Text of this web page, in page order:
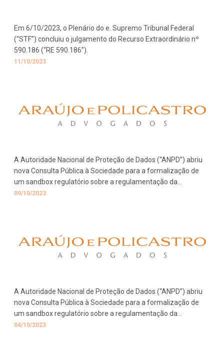
Em 6/10/2023, o Plenário do e. Supremo Tribunal Federal
(“STF”) concluiu o julgamento do Recurso Extraordinário nº
590.186 (“RE 590.186”).
11/10/2023
A Autoridade Nacional de Proteção de Dados (“ANPD”) abriu
nova Consulta Pública à Sociedade para a formalização de
um sandbox regulatório sobre a regulamentação da
Inteligência Artificial (IA).
09/10/2023
A Autoridade Nacional de Proteção de Dados (“ANPD”) abriu
nova Consulta Pública à Sociedade para a formalização de
um sandbox regulatório sobre a regulamentação da
Inteligência Artificial (IA).
04/10/2023